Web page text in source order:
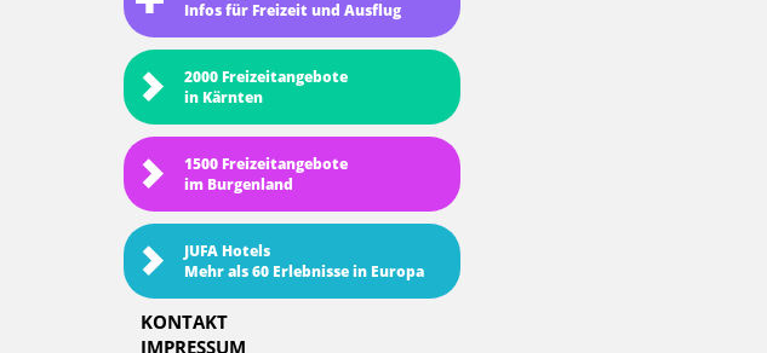
Infos für Freizeit und Ausflug
2000 Freizeitangebote
in Kärnten
1500 Freizeitangebote
im Burgenland
JUFA Hotels
Mehr als 60 Erlebnisse in Europa
KONTAKT
IMPRESSUM